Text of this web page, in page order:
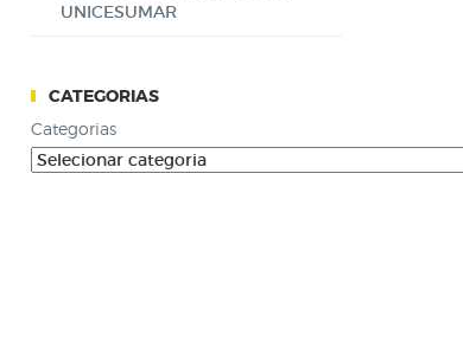
UNICESUMAR
CATEGORIAS
Categorias